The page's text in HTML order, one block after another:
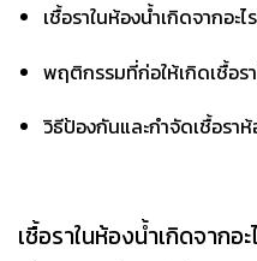
เชื้อราในห้องน้ำเกิดจากอะไ
พฤติกรรมที่ก่อให้เกิดเชื้อร
วิธีป้องกันและกำจัดเชื้อราห้
เชื้อราในห้องน้ำเกิดจากอะ